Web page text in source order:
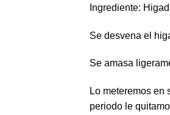
Ingrediente:
Se desvena el
Se amasa
Lo meteremos en
periodo le